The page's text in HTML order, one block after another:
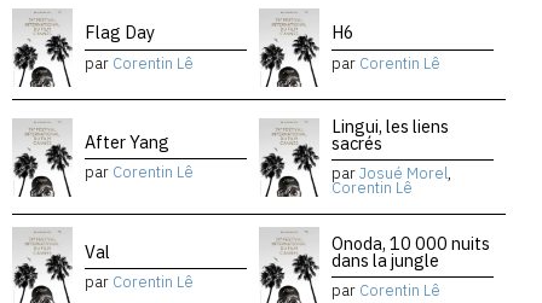
Flag Day
par Corentin Lê
H6
par Corentin Lê
After Yang
par Corentin Lê
Lingui, les liens
sacrés
parJosué Morel,
Corentin Lê
Val
par Corentin Lê
Onoda, 10 000 nuits
dans la jungle
par Corentin Lê